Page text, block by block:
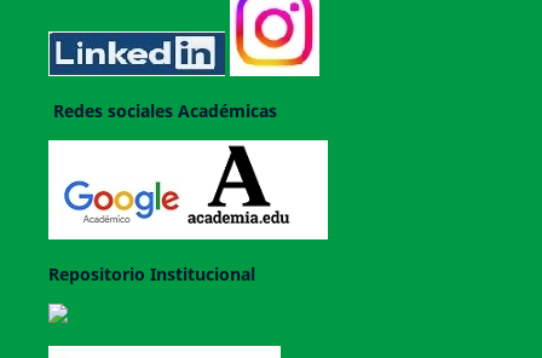
Redes sociales Académicas
Repositorio Institucional